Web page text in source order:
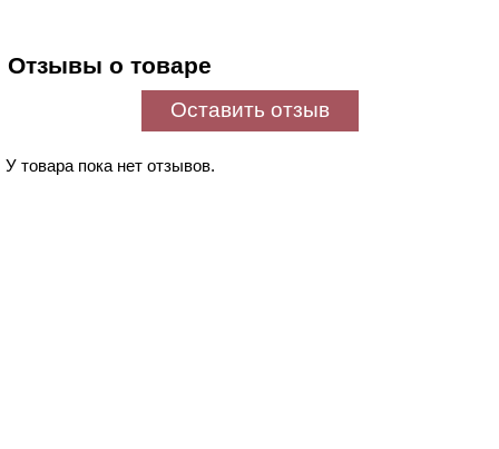
Отзывы о товаре
Оставить отзыв
У товара пока нет отзывов.